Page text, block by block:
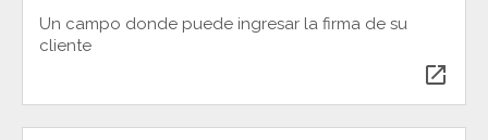
Un campo donde puede ingresar la firma de su
cliente
open_in_new